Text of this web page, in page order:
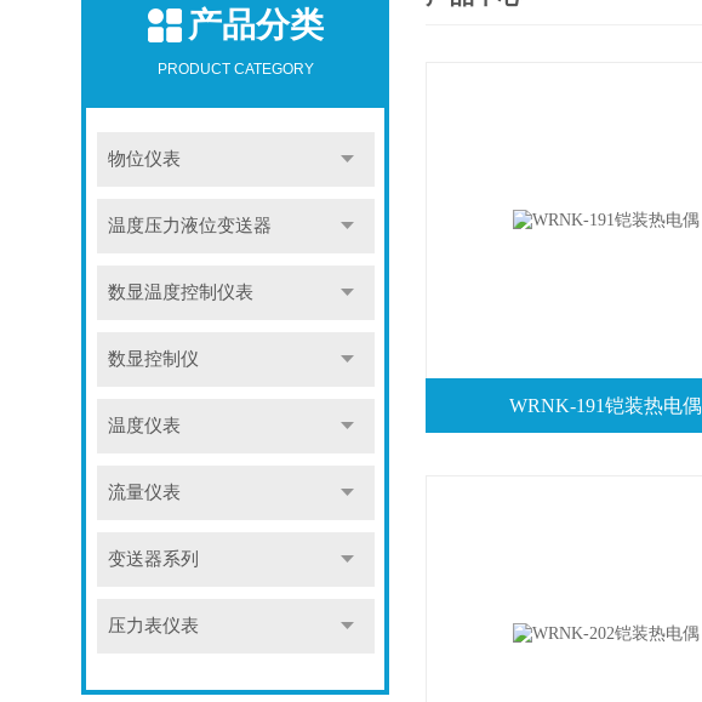
产品分类
PRODUCT CATEGORY
物位仪表
温度压力液位变送器
数显温度控制仪表
数显控制仪
温度仪表
流量仪表
变送器系列
压力表仪表
WRNK-191铠装热电偶